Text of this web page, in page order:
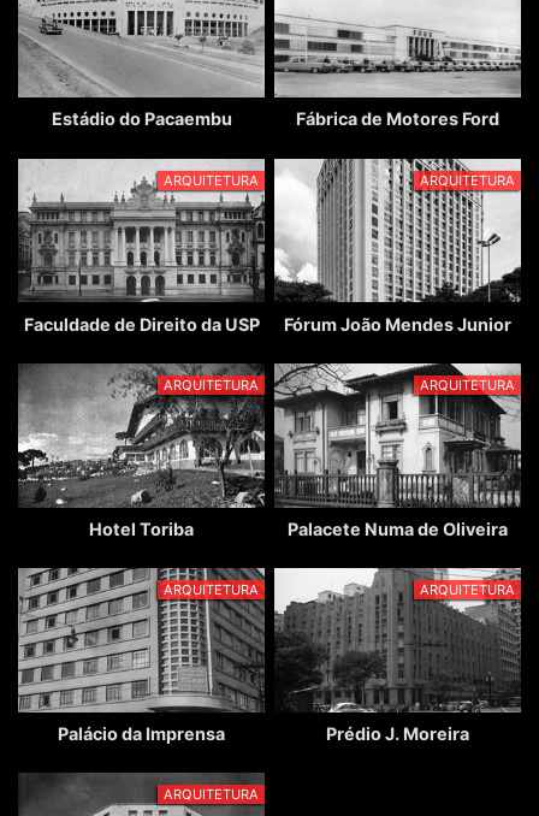
Estádio do Pacaembu Fábrica de Motores Ford
ARQUITETURA
Faculdade de Direito da USP
ARQUITETURA
Fórum João Mendes Junior
ARQUITETURA
Hotel Toriba
ARQUITETURA
Palacete Numa de Oliveira
ARQUITETURA
Palácio da Imprensa
ARQUITETURA
Prédio J. Moreira
ARQUITETURA